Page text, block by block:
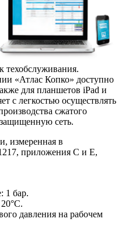
техобслуживания.
«Атлас Копко» доступно
для планшетов iPad и
с легкостью осуществлять
сжатого
сеть.
измеренная в
приложения C и E,
1 бар.
давления на рабочем